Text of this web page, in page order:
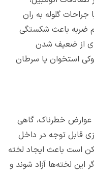
جراحات گلوله به ران
ضربه باعث شکستگی
از ضعیف شدن
استخوان یا سرطان
عوارض خطرناک، گاهی
قابل توجه در داخل
است باعث ایجاد لخته
این لخته‌ها آزاد شوند و